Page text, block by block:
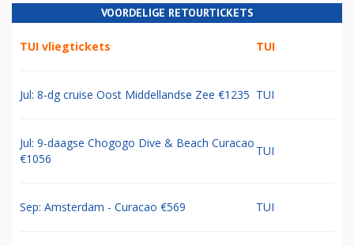
VOORDELIGE RETOURTICKETS
TUI vliegtickets TUI
Jul: 8-dg cruise Oost Middellandse Zee €1235 TUI
Jul: 9-daagse Chogogo Dive & Beach Curacao
€1056
TUI
Sep: Amsterdam - Curacao €569 TUI